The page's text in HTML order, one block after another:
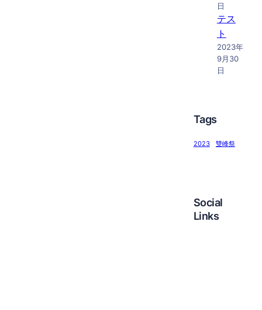
日
テス
ト
2023年
9月30
日
Tags
2023 雙峰祭
Social
Links